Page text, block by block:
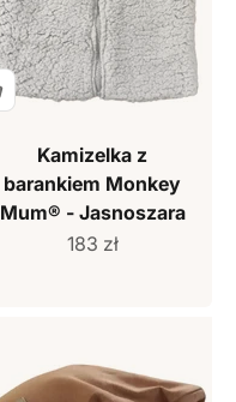
Kamizelka z
barankiem Monkey
Mum® - Jasnoszara
Cena sprzedaży
183 zł